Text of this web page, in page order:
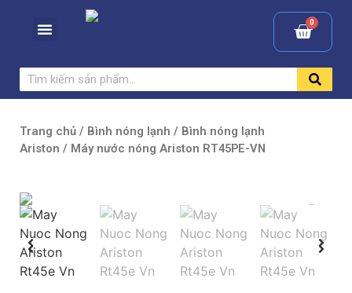
Trang chủ / Bình nóng lạnh / Bình nóng lạnh
Ariston / Máy nước nóng Ariston RT45PE-VN